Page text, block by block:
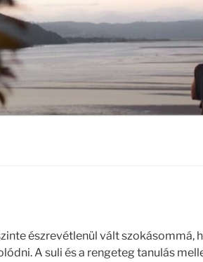
észrevétlenül vált szokásommá,
A suli és a rengeteg tanulás